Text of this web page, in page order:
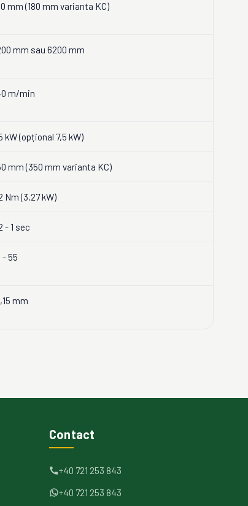
mm (180 mm varianta KC)
mm sau 6200 mm
m/min
kW (opțional 7,5 kW)
mm (350 mm varianta KC)
Nm (3,27 kW)
- 1 sec
- 55
mm
Contact
+40 721 253 843
+40 721 253 843